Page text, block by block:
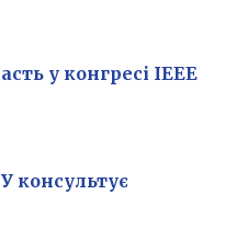
у конгресі IEEE
консультує